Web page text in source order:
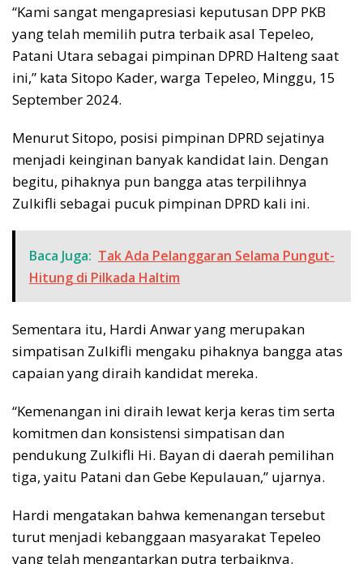
“Kami sangat mengapresiasi keputusan DPP PKB
yang telah memilih putra terbaik asal Tepeleo,
Patani Utara sebagai pimpinan DPRD Halteng saat
ini,” kata Sitopo Kader, warga Tepeleo, Minggu, 15
September 2024.
Menurut Sitopo, posisi pimpinan DPRD sejatinya
menjadi keinginan banyak kandidat lain. Dengan
begitu, pihaknya pun bangga atas terpilihnya
Zulkifli sebagai pucuk pimpinan DPRD kali ini.
Baca Juga: Tak Ada Pelanggaran Selama Pungut-
Hitung di Pilkada Haltim
Sementara itu, Hardi Anwar yang merupakan
simpatisan Zulkifli mengaku pihaknya bangga atas
capaian yang diraih kandidat mereka.
“Kemenangan ini diraih lewat kerja keras tim serta
komitmen dan konsistensi simpatisan dan
pendukung Zulkifli Hi. Bayan di daerah pemilihan
tiga, yaitu Patani dan Gebe Kepulauan,” ujarnya.
Hardi mengatakan bahwa kemenangan tersebut
turut menjadi kebanggaan masyarakat Tepeleo
yang telah mengantarkan putra terbaiknya.